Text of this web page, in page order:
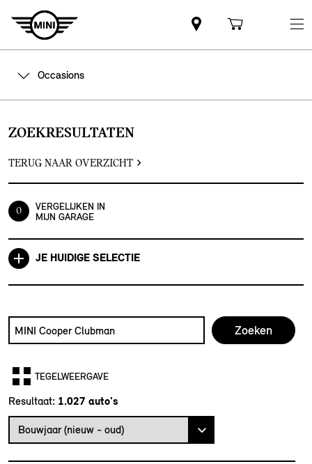
Occasions
ZOEKRESULTATEN
TERUG NAAR OVERZICHT
0
VERGELIJKEN IN
MIJN GARAGE
JE HUIDIGE SELECTIE
Zoek naar een automodel, bijvoorbeeld MINI Cooper
TEGELWEERGAVE
Resultaat:
Bouwjaar (nieuw - oud)